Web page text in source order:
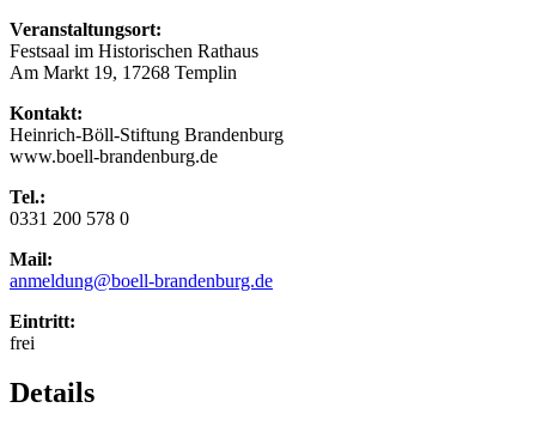
Veranstaltungsort:
Festsaal im Historischen Rathaus
Am Markt 19, 17268 Templin
Kontakt:
Heinrich-Böll-Stiftung Brandenburg
www.boell-brandenburg.de
Tel.:
0331 200 578 0
Mail:
anmeldung@boell-brandenburg.de
Eintritt:
frei
Details